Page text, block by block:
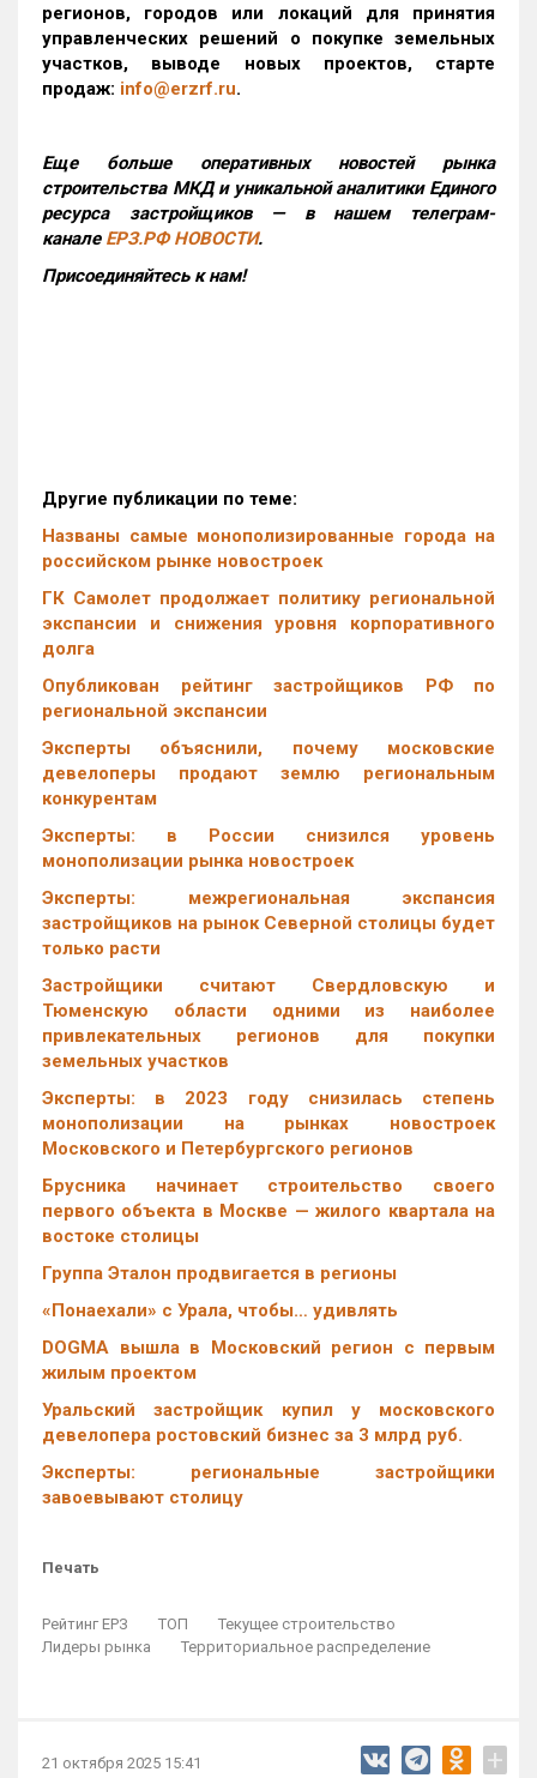
регионов, городов или локаций для принятия
управленческих решений о покупке земельных
участков, выводе новых проектов, старте
продаж: info@erzrf.ru.
Еще больше оперативных новостей рынка
строительства МКД и уникальной аналитики Единого
ресурса застройщиков — в нашем телеграм-
канале ЕРЗ.РФ НОВОСТИ.
Присоединяйтесь к нам!
Другие публикации по теме:
Названы самые монополизированные города на
российском рынке новостроек
ГК Самолет продолжает политику региональной
экспансии и снижения уровня корпоративного
долга
Опубликован рейтинг застройщиков РФ по
региональной экспансии
Эксперты объяснили, почему московские
девелоперы продают землю региональным
конкурентам
Эксперты: в России снизился уровень
монополизации рынка новостроек
Эксперты: межрегиональная экспансия
застройщиков на рынок Северной столицы будет
только расти
Застройщики считают Свердловскую и
Тюменскую области одними из наиболее
привлекательных регионов для покупки
земельных участков
Эксперты: в 2023 году снизилась степень
монополизации на рынках новостроек
Московского и Петербургского регионов
Брусника начинает строительство своего
первого объекта в Москве — жилого квартала на
востоке столицы
Группа Эталон продвигается в регионы
«Понаехали» с Урала, чтобы… удивлять
DOGMA вышла в Московский регион с первым
жилым проектом
Уральский застройщик купил у московского
девелопера ростовский бизнес за 3 млрд руб.
Эксперты: региональные застройщики
завоевывают столицу
Печать
Рейтинг ЕРЗ ТОП
Текущее строительство
Лидеры рынка
Территориальное распределение
21 октября 2025 15:41 +